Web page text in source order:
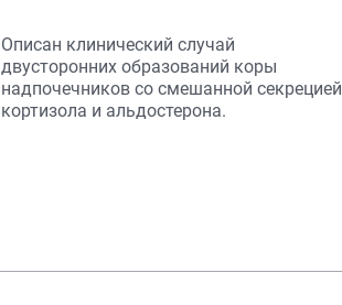
Описан клинический случай
двусторонних образований коры
надпочечников со смешанной секрецией
кортизола и альдостерона.